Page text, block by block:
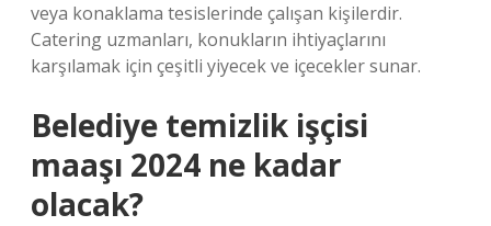
veya konaklama tesislerinde çalışan kişilerdir.
Catering uzmanları, konukların ihtiyaçlarını
karşılamak için çeşitli yiyecek ve içecekler sunar.
Belediye temizlik işçisi
maaşı 2024 ne kadar
olacak?